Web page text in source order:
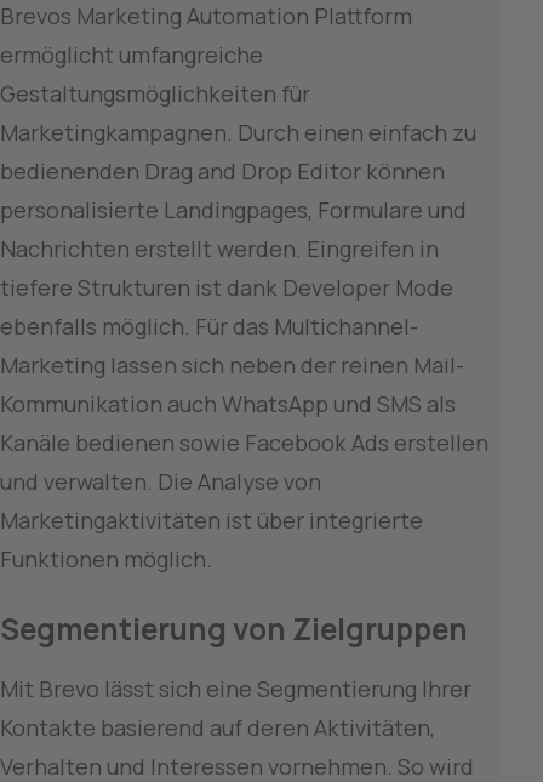
Brevos Marketing Automation Plattform
ermöglicht umfangreiche
Gestaltungsmöglichkeiten für
Marketingkampagnen. Durch einen einfach zu
bedienenden Drag and Drop Editor können
personalisierte Landingpages, Formulare und
Nachrichten erstellt werden. Eingreifen in
tiefere Strukturen ist dank Developer Mode
ebenfalls möglich. Für das Multichannel-
Marketing lassen sich neben der reinen Mail-
Kommunikation auch WhatsApp und SMS als
Kanäle bedienen sowie Facebook Ads erstellen
und verwalten. Die Analyse von
Marketingaktivitäten ist über integrierte
Funktionen möglich.
Segmentierung von Zielgruppen
Mit Brevo lässt sich eine Segmentierung Ihrer
Kontakte basierend auf deren Aktivitäten,
Verhalten und Interessen vornehmen. So wird